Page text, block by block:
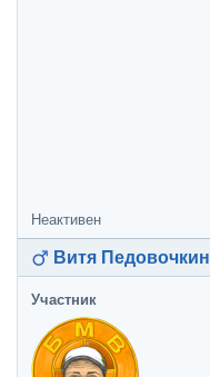
Неактивен
Витя Педовочкин
Участник